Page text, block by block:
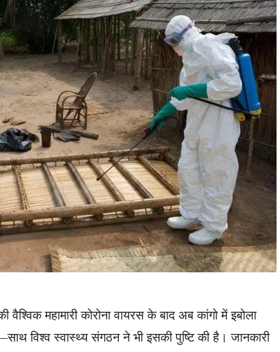
महामारी कोरोना वायरस के बाद अब कांगो में इबोला
विश्व स्वास्थ्य संगठन ने भी इसकी पुष्टि की है। जानकारी